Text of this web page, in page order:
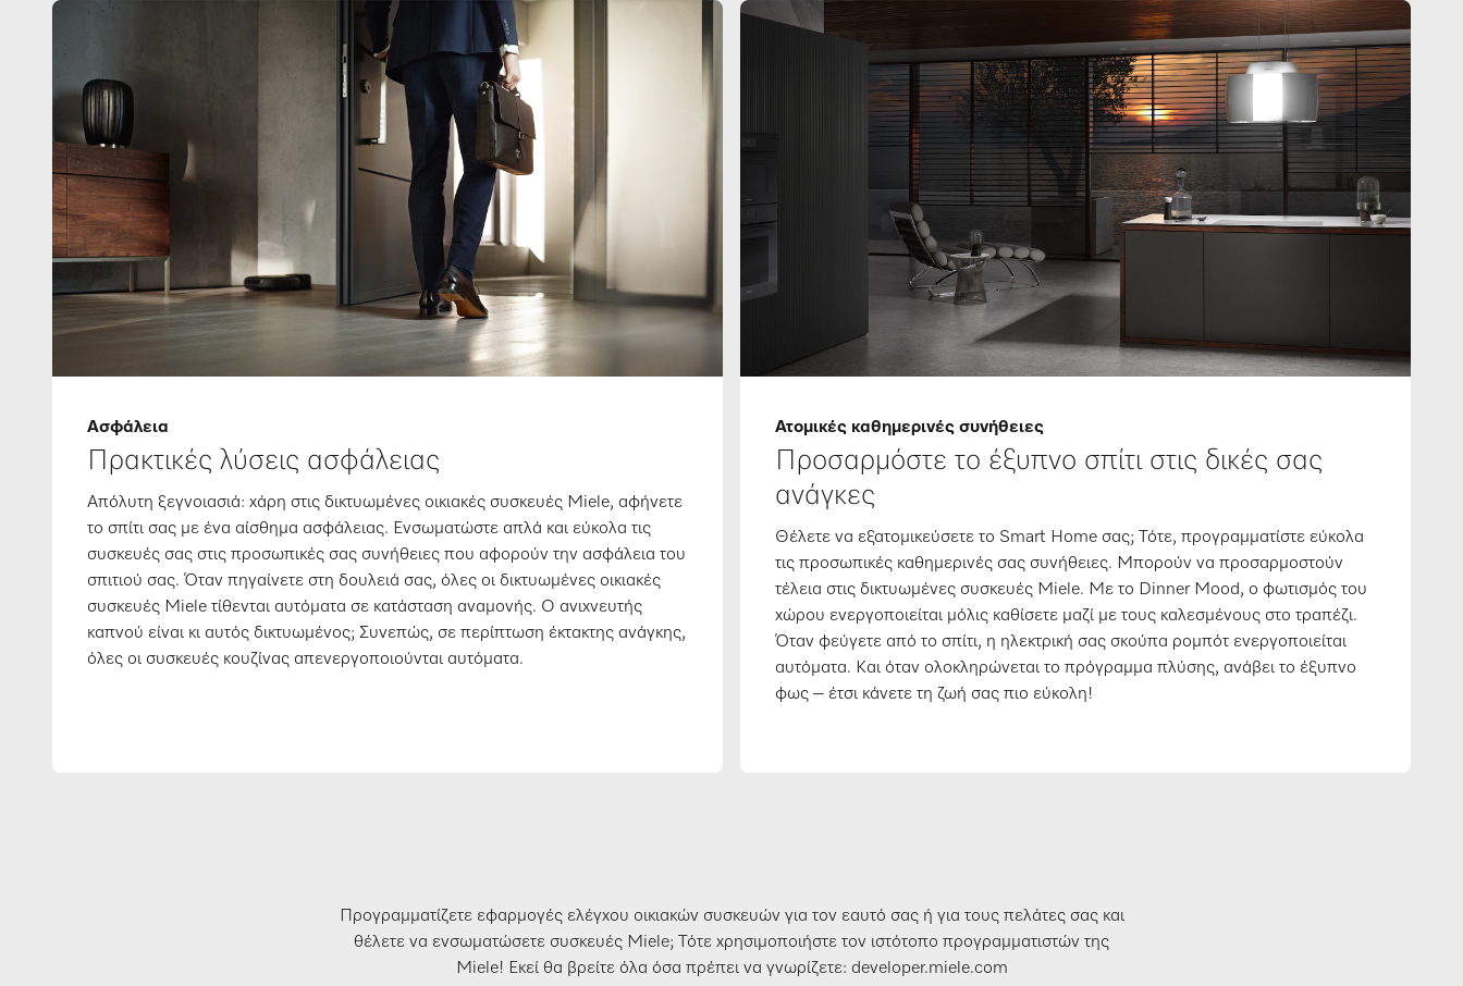
Ασφάλεια
Πρακτικές λύσεις ασφάλειας
Απόλυτη ξεγνοιασιά: χάρη στις δικτυωμένες οικιακές συσκευές Miele, αφήνετε
το σπίτι σας με ένα αίσθημα ασφάλειας. Ενσωματώστε απλά και εύκολα τις
συσκευές σας στις προσωπικές σας συνήθειες που αφορούν την ασφάλεια του
σπιτιού σας. Όταν πηγαίνετε στη δουλειά σας, όλες οι δικτυωμένες οικιακές
συσκευές Miele τίθενται αυτόματα σε κατάσταση αναμονής. Ο ανιχνευτής
καπνού είναι κι αυτός δικτυωμένος; Συνεπώς, σε περίπτωση έκτακτης ανάγκης,
όλες οι συσκευές κουζίνας απενεργοποιούνται αυτόματα.
Ατομικές καθημερινές συνήθειες
Προσαρμόστε το έξυπνο σπίτι στις δικές σας
ανάγκες
Θέλετε να εξατομικεύσετε το Smart Home σας; Τότε, προγραμματίστε εύκολα
τις προσωπικές καθημερινές σας συνήθειες. Μπορούν να προσαρμοστούν
τέλεια στις δικτυωμένες συσκευές Miele. Με το Dinner Mood, ο φωτισμός του
χώρου ενεργοποιείται μόλις καθίσετε μαζί με τους καλεσμένους στο τραπέζι.
Όταν φεύγετε από το σπίτι, η ηλεκτρική σας σκούπα ρομπότ ενεργοποιείται
αυτόματα. Και όταν ολοκληρώνεται το πρόγραμμα πλύσης, ανάβει το έξυπνο
φως – έτσι κάνετε τη ζωή σας πιο εύκολη!
Προγραμματίζετε εφαρμογές ελέγχου οικιακών συσκευών για τον εαυτό σας ή για τους πελάτες σας και
θέλετε να ενσωματώσετε συσκευές Miele; Τότε χρησιμοποιήστε τον ιστότοπο προγραμματιστών της
Miele! Εκεί θα βρείτε όλα όσα πρέπει να γνωρίζετε: developer.miele.com